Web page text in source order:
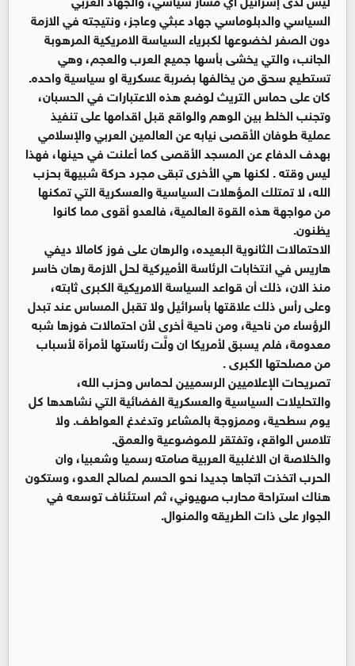
السياسي والدبلوماسي جهاد عبثي وعاجز، ونتيجته في الازمة
دون الصفر لخضوعها لكبرياء السياسة الامريكية المرهوبة
الجانب، والتي يخشى بأسها جميع العرب والعجم، وهي
تستطيع سحق من يخالفها بضربة عسكرية او سياسية واحده.
كان على حماس التريث لوضع هذه الاعتبارات في الحسبان،
وتجنب الخلط بين الوهم والواقع قبل اقدامها على تنفيذ
عملية طوفان الأقصى نيابه عن العالمين العربي والإسلامي
بهدف الدفاع عن المسجد الأقصى كما أعلنت في حينها، فهذا
ليس وقته . لكنها هي الأخرى تبقى مجرد حركة شبيهة بحزب
الله، لا تمتلك المؤهلات السياسية والعسكرية التي تمكنها
من مواجهة هذه القوة العالمية، فالعدو أقوى مما كانوا
يظنون.
الاحتمالات الثانوية البعيده، والرهان على فوز كامالا ديفي
هاريس في انتخابات الرئاسة الأميركية لحل الازمة رهان خاسر
منذ الان، ذلك أن قواعد السياسة الامريكية الكبرى ثابته،
وعلى رأس ذلك علاقتها بأسرائيل ولا تقبل المساس عند تبدل
الرؤساء من ناحية، ومن ناحية أخرى لأن احتمالات فوزها شبه
معدومة، فلم يسبق لأمريكا ان ولَّت رئاستها لأمرأة لأسباب
من مصلحتها الكبرى .
تصريحات الإعلاميين الرسميين لحماس وحزب الله،
والتحليلات السياسية والعسكرية الفضائية التي نشاهدها كل
يوم سطحية، وممزوجة بالمشاعر وتدغدغ العواطف. ولا
تلامس الواقع، وتفتقر للموضوعية والعمق.
والخلاصة ان الاغلبية العربية صامته رسميا وشعبيا، وان
الحرب اتخذت اتجاها جديدا نحو الحسم لصالح العدو، وستكون
هناك استراحة محارب صهيوني، ثم استئناف توسعه في
الجوار على ذات الطريقه والمنوال.